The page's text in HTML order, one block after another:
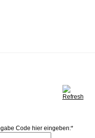
Code hier eingeben:*